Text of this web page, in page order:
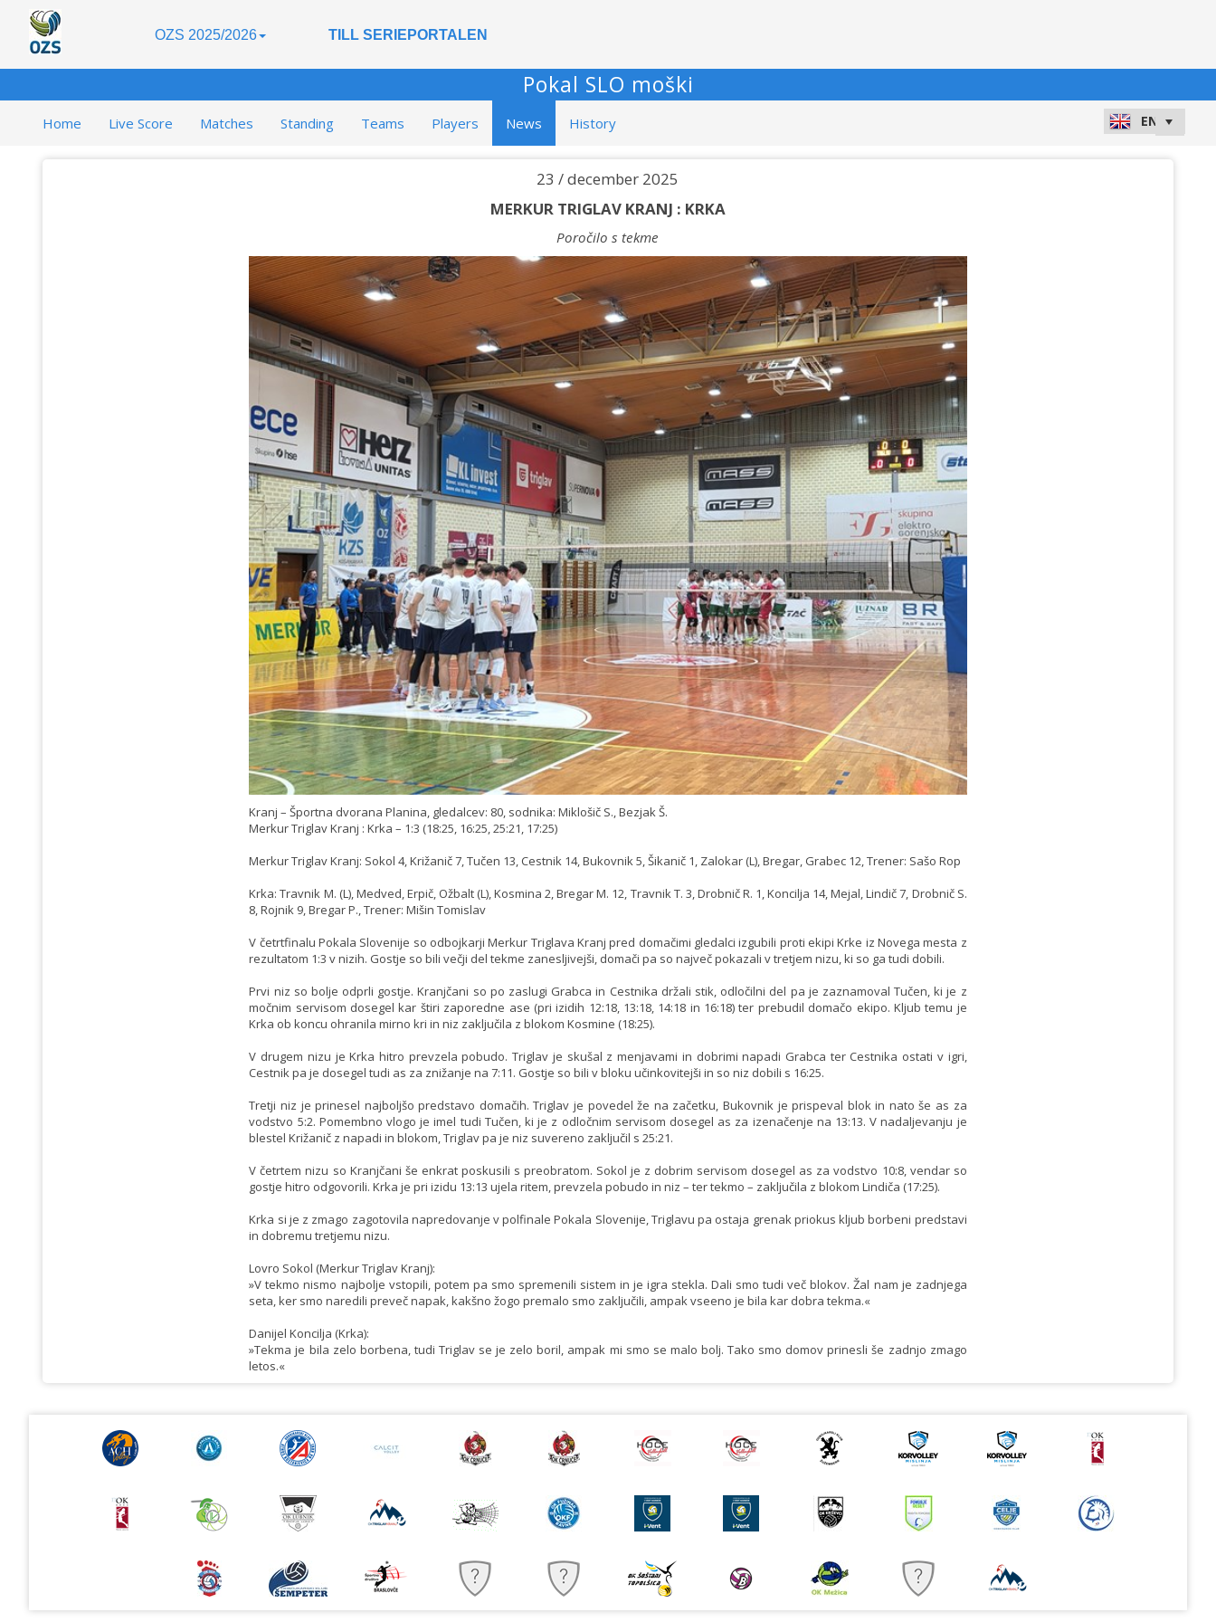
OZS 2025/2026 TILL SERIEPORTALEN
Pokal SLO moški
Home Live Score Matches Standing Teams Players News History
23 / december 2025
MERKUR TRIGLAV KRANJ : KRKA
Poročilo s tekme
Kranj – Športna dvorana Planina, gledalcev: 80, sodnika: Miklošič S., Bezjak Š.
Merkur Triglav Kranj : Krka – 1:3 (18:25, 16:25, 25:21, 17:25)
Merkur Triglav Kranj: Sokol 4, Križanič 7, Tučen 13, Cestnik 14, Bukovnik 5, Šikanič 1, Zalokar (L), Bregar, Grabec 12, Trener: Sašo Rop
Krka: Travnik M. (L), Medved, Erpič, Ožbalt (L), Kosmina 2, Bregar M. 12, Travnik T. 3, Drobnič R. 1, Koncilja 14, Mejal, Lindič 7, Drobnič S.
8, Rojnik 9, Bregar P., Trener: Mišin Tomislav
V četrtfinalu Pokala Slovenije so odbojkarji Merkur Triglava Kranj pred domačimi gledalci izgubili proti ekipi Krke iz Novega mesta z
rezultatom 1:3 v nizih. Gostje so bili večji del tekme zanesljivejši, domači pa so največ pokazali v tretjem nizu, ki so ga tudi dobili.
Prvi niz so bolje odprli gostje. Kranjčani so po zaslugi Grabca in Cestnika držali stik, odločilni del pa je zaznamoval Tučen, ki je z
močnim servisom dosegel kar štiri zaporedne ase (pri izidih 12:18, 13:18, 14:18 in 16:18) ter prebudil domačo ekipo. Kljub temu je
Krka ob koncu ohranila mirno kri in niz zaključila z blokom Kosmine (18:25).
V drugem nizu je Krka hitro prevzela pobudo. Triglav je skušal z menjavami in dobrimi napadi Grabca ter Cestnika ostati v igri,
Cestnik pa je dosegel tudi as za znižanje na 7:11. Gostje so bili v bloku učinkovitejši in so niz dobili s 16:25.
Tretji niz je prinesel najboljšo predstavo domačih. Triglav je povedel že na začetku, Bukovnik je prispeval blok in nato še as za
vodstvo 5:2. Pomembno vlogo je imel tudi Tučen, ki je z odločnim servisom dosegel as za izenačenje na 13:13. V nadaljevanju je
blestel Križanič z napadi in blokom, Triglav pa je niz suvereno zaključil s 25:21.
V četrtem nizu so Kranjčani še enkrat poskusili s preobratom. Sokol je z dobrim servisom dosegel as za vodstvo 10:8, vendar so
gostje hitro odgovorili. Krka je pri izidu 13:13 ujela ritem, prevzela pobudo in niz – ter tekmo – zaključila z blokom Lindiča (17:25).
Krka si je z zmago zagotovila napredovanje v polfinale Pokala Slovenije, Triglavu pa ostaja grenak priokus kljub borbeni predstavi
in dobremu tretjemu nizu.
Lovro Sokol (Merkur Triglav Kranj):
»V tekmo nismo najbolje vstopili, potem pa smo spremenili sistem in je igra stekla. Dali smo tudi več blokov. Žal nam je zadnjega
seta, ker smo naredili preveč napak, kakšno žogo premalo smo zaključili, ampak vseeno je bila kar dobra tekma.«
Danijel Koncilja (Krka):
»Tekma je bila zelo borbena, tudi Triglav se je zelo boril, ampak mi smo se malo bolj. Tako smo domov prinesli še zadnjo zmago
letos.«